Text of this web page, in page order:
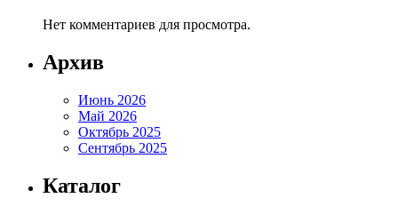
Нет комментариев для просмотра.
Архив
Июнь 2026
Май 2026
Октябрь 2025
Сентябрь 2025
Каталог